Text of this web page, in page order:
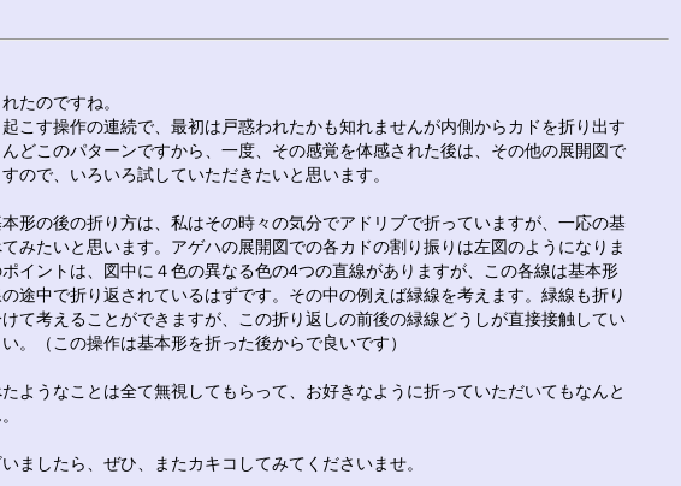
たのですね。
こす操作の連続で、最初は戸惑われたかも知れませんが内側からカドを折り出す
どこのパターンですから、一度、その感覚を体感された後は、その他の展開図で
ので、いろいろ試していただきたいと思います。
形の後の折り方は、私はその時々の気分でアドリブで折っていますが、一応の基
みたいと思います。アゲハの展開図での各カドの割り振りは左図のようになりま
イントは、図中に４色の異なる色の4つの直線がありますが、この各線は基本形
途中で折り返されているはずです。その中の例えば緑線を考えます。緑線も折り
て考えることができますが、この折り返しの前後の緑線どうしが直接接触してい
。（この操作は基本形を折った後からで良いです）
ようなことは全て無視してもらって、お好きなように折っていただいてもなんと
ましたら、ぜひ、またカキコしてみてくださいませ。